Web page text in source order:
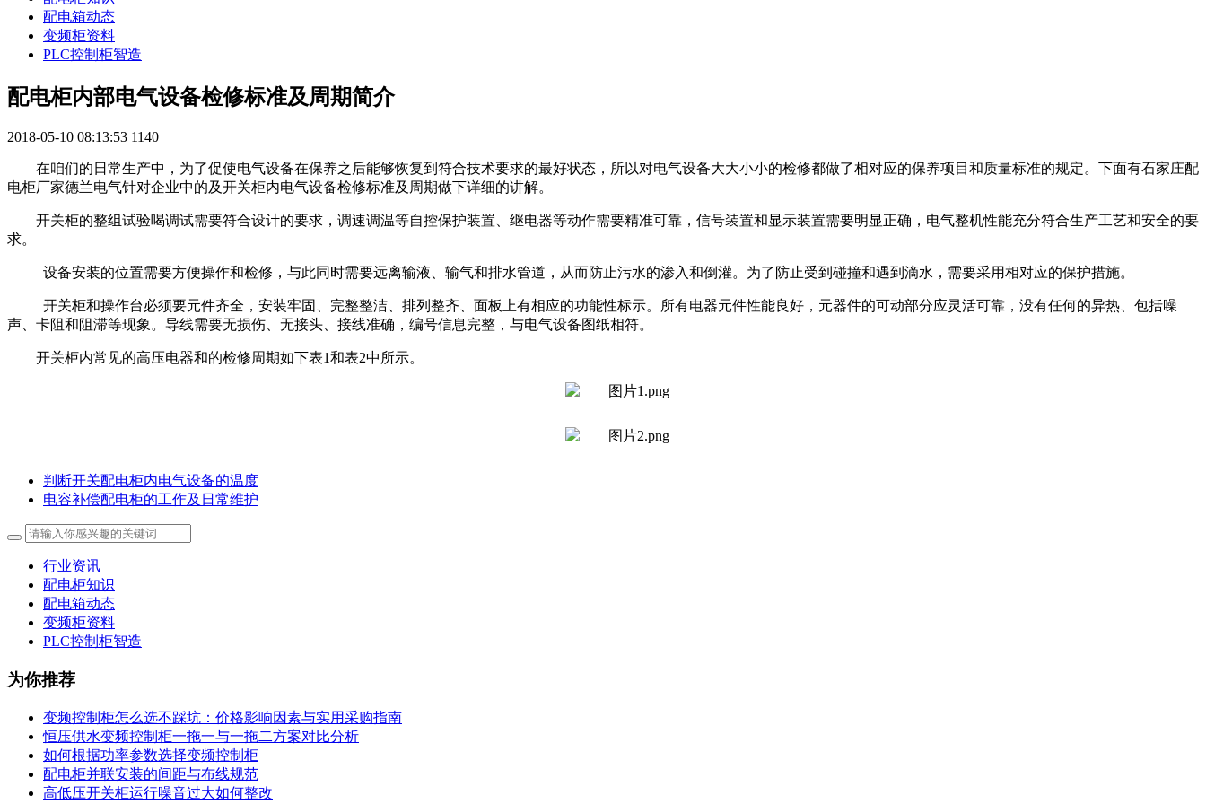
配电箱动态
变频柜资料
PLC控制柜智造
配电柜内部电气设备检修标准及周期简介
2018-05-10 08:13:53 1140
在咱们的日常生产中，为了促使电气设备在保养之后能够恢复到符合技术要求的最好状态，所以对电气设备大大小小的检修都做了相对应的保养项目和质量标准的规定。下面有石家庄配
电柜厂家德兰电气针对企业中的及开关柜内电气设备检修标准及周期做下详细的讲解。
开关柜的整组试验喝调试需要符合设计的要求，调速调温等自控保护装置、继电器等动作需要精准可靠，信号装置和显示装置需要明显正确，电气整机性能充分符合生产工艺和安全的要
求。
设备安装的位置需要方便操作和检修，与此同时需要远离输液、输气和排水管道，从而防止污水的渗入和倒灌。为了防止受到碰撞和遇到滴水，需要采用相对应的保护措施。
开关柜和操作台必须要元件齐全，安装牢固、完整整洁、排列整齐、面板上有相应的功能性标示。所有电器元件性能良好，元器件的可动部分应灵活可靠，没有任何的异热、包括噪
声、卡阻和阻滞等现象。导线需要无损伤、无接头、接线准确，编号信息完整，与电气设备图纸相符。
开关柜内常见的高压电器和的检修周期如下表1和表2中所示。
判断开关配电柜内电气设备的温度
电容补偿配电柜的工作及日常维护
行业资讯
配电柜知识
配电箱动态
变频柜资料
PLC控制柜智造
为你推荐
变频控制柜怎么选不踩坑：价格影响因素与实用采购指南
恒压供水变频控制柜一拖一与一拖二方案对比分析
如何根据功率参数选择变频控制柜
配电柜并联安装的间距与布线规范
高低压开关柜运行噪音过大如何整改